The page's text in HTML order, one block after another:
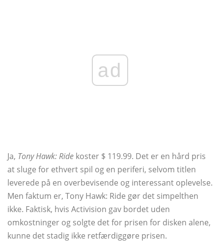
ad
Ja, Tony Hawk: Ride koster $ 119.99. Det er en hård pris
at sluge for ethvert spil og en periferi, selvom titlen
leverede på en overbevisende og interessant oplevelse.
Men faktum er, Tony Hawk: Ride gør det simpelthen
ikke. Faktisk, hvis Activision gav bordet uden
omkostninger og solgte det for prisen for disken alene,
kunne det stadig ikke retfærdiggøre prisen.